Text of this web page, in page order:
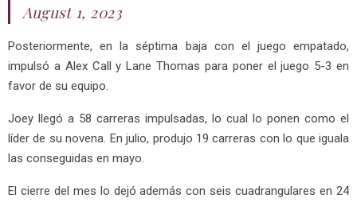
August 1, 2023
Posteriormente, en la séptima baja con el juego empatado,
impulsó a Alex Call y Lane Thomas para poner el juego 5-3 en
favor de su equipo.
Joey llegó a 58 carreras impulsadas, lo cual lo ponen como el
líder de su novena. En julio, produjo 19 carreras con lo que iguala
las conseguidas en mayo.
El cierre del mes lo dejó además con seis cuadrangulares en 24